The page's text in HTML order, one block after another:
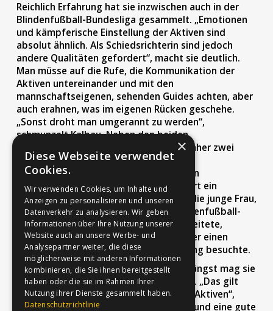
Reichlich Erfahrung hat sie inzwischen auch in der
Blindenfußball-Bundesliga gesammelt. „Emotionen
und kämpferische Einstellung der Aktiven sind
absolut ähnlich. Als Schiedsrichterin sind jedoch
andere Qualitäten gefordert“, macht sie deutlich.
Man müsse auf die Rufe, die Kommunikation der
Aktiven untereinander und mit den
mannschaftseigenen, sehenden Guides achten, aber
auch erahnen, was im eigenen Rücken geschehe.
„Sonst droht man umgerannt zu werden“,
schmunzelt Kalbau. Neben den beiden
Schiedsrichtern auf dem Feld gibt es daher zwei
weitere am Spielfeldrand sowie einen
Unparteiischen, der die Auswechslungen
beaufsichtigt. „Das Geschehen erfordert ein
Höchstmaß an Konzentration“, erklärt die junge Frau,
die erstmals 2014 in Lübeck einen Blindenfußball-
Bundesliga-Spieltag als Volunteer begleitete,
Interesse fand und einige Monate später einen
entsprechenden Schiedsrichter-Lehrgang besuchte.
Das ist nun mehr als sieben Jahre her. Längst mag sie
die Herausforderung, ein Spiel zu leiten. „Das gilt
aber auch für die Partien mit sehenden Aktiven“,
erklärt Kalbau. Autorität, Ausstrahlung und eine gute
×
Diese Webseite verwendet
Cookies.
Wir verwenden Cookies, um Inhalte und
Anzeigen zu personalisieren und unseren
Datenverkehr zu analysieren. Wir geben
Informationen über Ihre Nutzung unserer
Website auch an unsere Werbe- und
Analysepartner weiter, die diese
möglicherweise mit anderen Informationen
kombinieren, die Sie ihnen bereitgestellt
haben oder die sie im Rahmen Ihrer
Nutzung ihrer Dienste gesammelt haben.
Datenschutzrichtlinie